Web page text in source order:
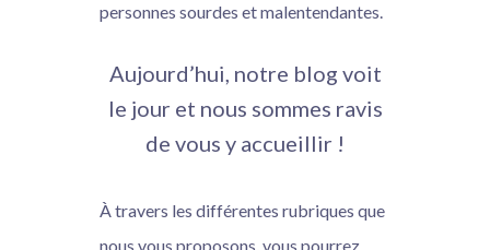
personnes sourdes et malentendantes.
Aujourd’hui, notre blog voit
le jour et nous sommes ravis
de vous y accueillir !
À travers les différentes rubriques que
nous vous proposons, vous pourrez